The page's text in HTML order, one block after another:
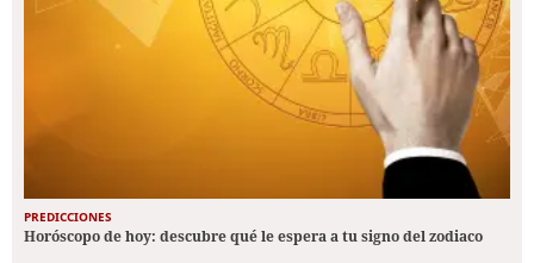
PREDICCIONES
Horóscopo de hoy: descubre qué le espera a tu signo del zodiaco